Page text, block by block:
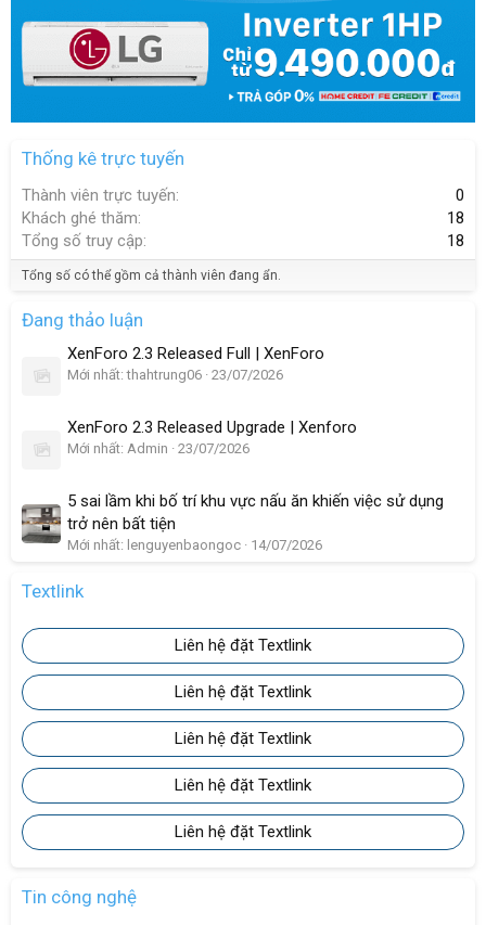
Thống kê trực tuyến
Thành viên trực tuyến
0
Khách ghé thăm
18
Tổng số truy cập
18
Tổng số có thể gồm cả thành viên đang ẩn.
Đang thảo luận
XenForo 2.3 Released Full | XenForo
Mới nhất: thahtrung06 23/07/2026
XenForo 2.3 Released Upgrade | Xenforo
Mới nhất: Admin 23/07/2026
5 sai lầm khi bố trí khu vực nấu ăn khiến việc sử dụng
trở nên bất tiện
Mới nhất: lenguyenbaongoc 14/07/2026
Textlink
Liên hệ đặt Textlink
Liên hệ đặt Textlink
Liên hệ đặt Textlink
Liên hệ đặt Textlink
Liên hệ đặt Textlink
Tin công nghệ